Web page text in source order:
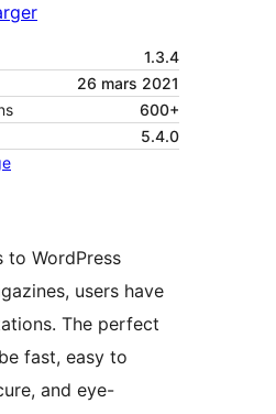
1.3.4
26 mars 2021
600+
5.4.0
to WordPress
users have
The perfect
fast, easy to
and eye-